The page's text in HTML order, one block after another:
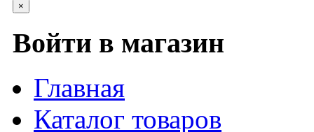
×
Войти в магазин
Главная
Каталог товаров